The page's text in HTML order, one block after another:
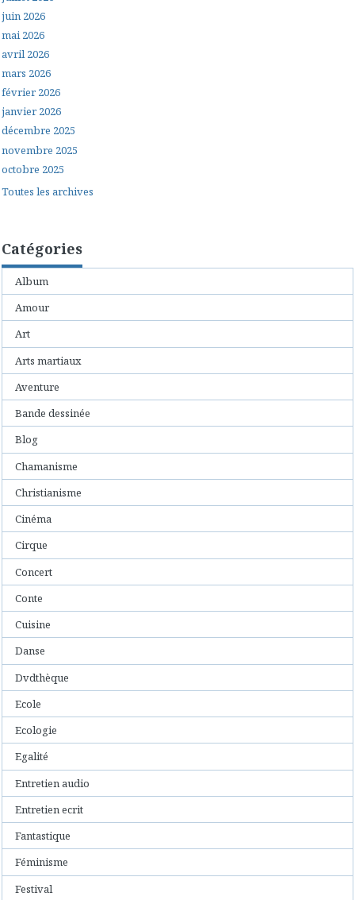
juin 2026
mai 2026
avril 2026
mars 2026
février 2026
janvier 2026
décembre 2025
novembre 2025
octobre 2025
Toutes les archives
Catégories
Album
Amour
Art
Arts martiaux
Aventure
Bande dessinée
Blog
Chamanisme
Christianisme
Cinéma
Cirque
Concert
Conte
Cuisine
Danse
Dvdthèque
Ecole
Ecologie
Egalité
Entretien audio
Entretien ecrit
Fantastique
Féminisme
Festival